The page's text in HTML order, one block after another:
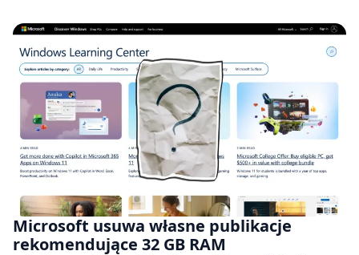
Microsoft usuwa własne publikacje
rekomendujące 32 GB RAM